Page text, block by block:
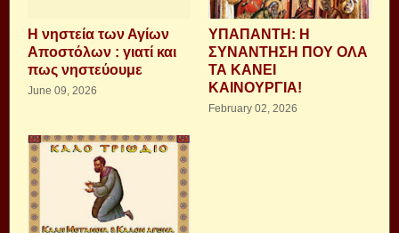
Η νηστεία των Αγίων
Αποστόλων : γιατί και
πως νηστεύουμε
June 09, 2026
ΥΠΑΠΑΝΤΗ: Η
ΣΥΝΑΝΤΗΣΗ ΠΟΥ ΟΛΑ
ΤΑ ΚΑΝΕΙ
ΚΑΙΝΟΥΡΓΙΑ!
February 02, 2026